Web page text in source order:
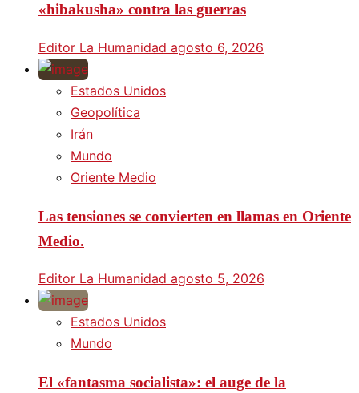
«hibakusha» contra las guerras
Editor La Humanidad agosto 6, 2026
Estados Unidos
Geopolítica
Irán
Mundo
Oriente Medio
Las tensiones se convierten en llamas en Oriente
Medio.
Editor La Humanidad agosto 5, 2026
Estados Unidos
Mundo
El «fantasma socialista»: el auge de la